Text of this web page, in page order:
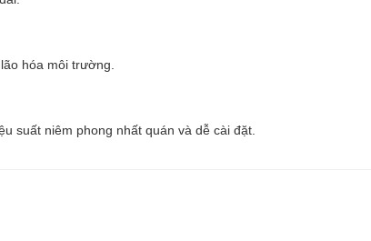
hóa môi trường.
suất niêm phong nhất quán và dễ cài đặt.